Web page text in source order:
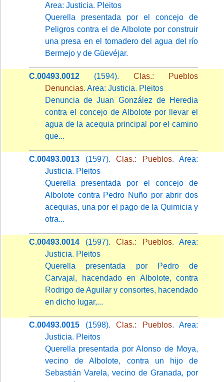
Area: Justicia. Pleitos
Querella presentada por el concejo de
Peligros contra el de Albolote por construir
una presa en el tomadero del agua del río
Bermejo y de Güevéjar.
C.00493.0012 (1594). Clas.: Pueblos
Denuncias. Area: Justicia. Pleitos
Denuncia de Juan González de Heredia
contra el concejo de Albolote por llevar el
agua de la acequia principal por el camino
que...
C.00493.0013 (1597). Clas.: Pueblos. Area:
Justicia. Pleitos
Querella presentada por el concejo de
Albolote contra Pedro Nuño por abrir dos
acequias, una por el pago de la Quimicia y
otra...
C.00493.0014 (1597). Clas.: Pueblos. Area:
Justicia. Pleitos
Querella presentada por Pedro de
Carvajal, hacendado en Albolote, contra
Rodrigo de Aguilar y consortes, hacendado
en dicho lugar,...
C.00493.0015 (1598). Clas.: Pueblos. Area:
Justicia. Pleitos
Querella presentada por Alonso de Moya,
vecino de Albolote, contra un hijo de
Sebastián Varela, vecino de Granada, por